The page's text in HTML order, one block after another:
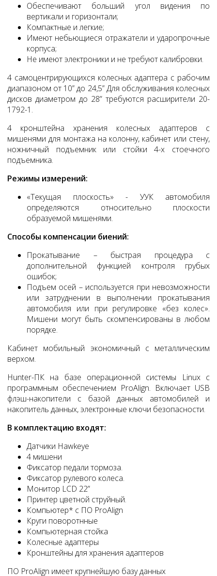
Обеспечивают больший угол видения по
вертикали и горизонтали;
Компактные и легкие;
Имеют небьющиеся отражатели и ударопрочные
корпуса;
Не имеют электроники и не требуют калибровки.
4 самоцентрирующихся колесных адаптера с рабочим
диапазоном от 10” до 24,5” Для обслуживания колесных
дисков диаметром до 28” требуются расширители 20-
1792-1.
4 кронштейна хранения колесных адаптеров с
мишенями для монтажа на колонну, кабинет или стену,
ножничный подъемник или стойки 4-х стоечного
подъемника.
Режимы измерений:
«Текущая плоскость» - УУК автомобиля
определяются относительно плоскости
образуемой мишенями.
Способы компенсации биений:
Прокатывание – быстрая процедура с
дополнительной функцией контроля грубых
ошибок;
Подъем осей – используется при невозможности
или затруднении в выполнении прокатывания
автомобиля или при регулировке «без колес».
Мишени могут быть скомпенсированы в любом
порядке.
Кабинет мобильный экономичный с металлическим
верхом.
Hunter-ПК на базе операционной системы Linux с
программным обеспечением ProAlign. Включает USB
флэш-накопители с базой данных автомобилей и
накопитель данных, электронные ключи безопасности.
В комплектацию входят:
Датчики Hawkeye
4 мишени
Фиксатор педали тормоза.
Фиксатор рулевого колеса.
Монитор LCD 22”
Принтер цветной струйный.
Компьютер* с ПО ProAlign
Круги поворотнные
Компьютерная стойка
Колесные адаптеры
Кронштейны для хранения адаптеров
ПО ProAlign имеет крупнейшую базу данных